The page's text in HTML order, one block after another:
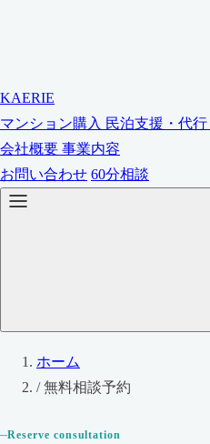
KAERIE
マンション購入 民泊支援・代行
会社概要 事業内容
お問い合わせ 60分相談
ホーム
/ 無料相談予約
Reserve consultation